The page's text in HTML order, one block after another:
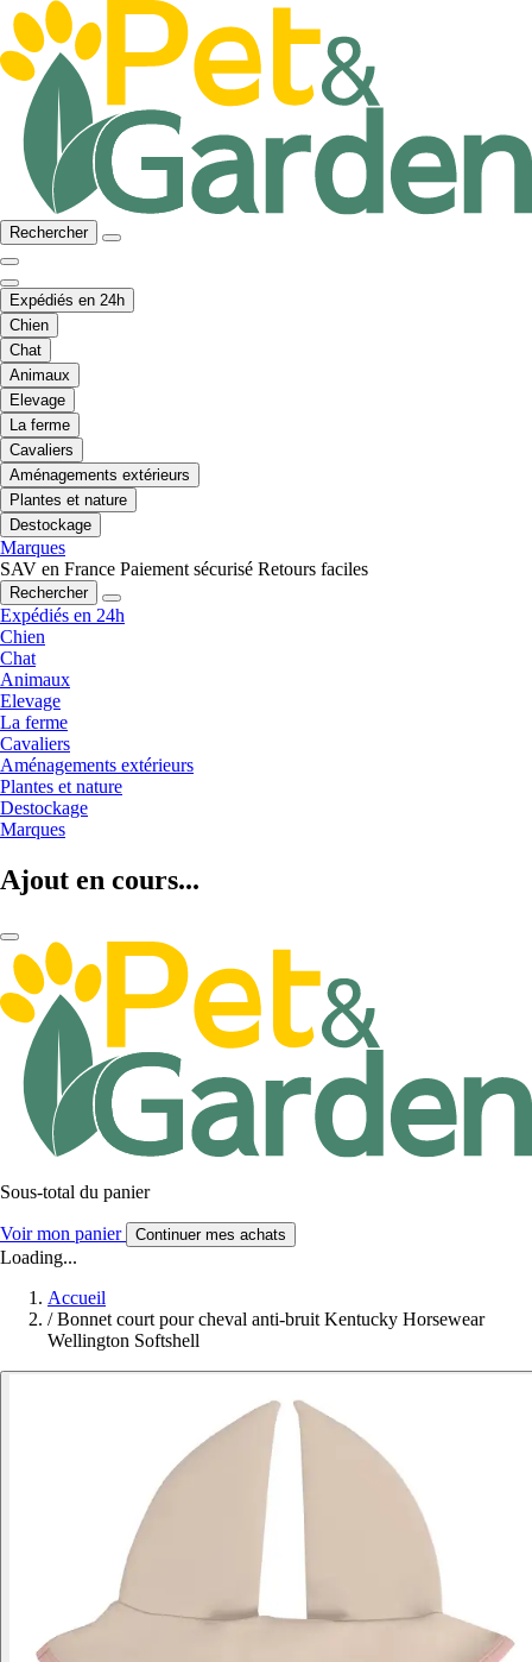
Rechercher
Expédiés en 24h
Chien
Chat
Animaux
Elevage
La ferme
Cavaliers
Aménagements extérieurs
Plantes et nature
Destockage
Marques
SAV en France Paiement sécurisé Retours faciles
Rechercher
Expédiés en 24h
Chien
Chat
Animaux
Elevage
La ferme
Cavaliers
Aménagements extérieurs
Plantes et nature
Destockage
Marques
Ajout en cours...
Sous-total du panier
Voir mon panier Continuer mes achats
Loading...
Accueil
/ Bonnet court pour cheval anti-bruit Kentucky Horsewear
Wellington Softshell